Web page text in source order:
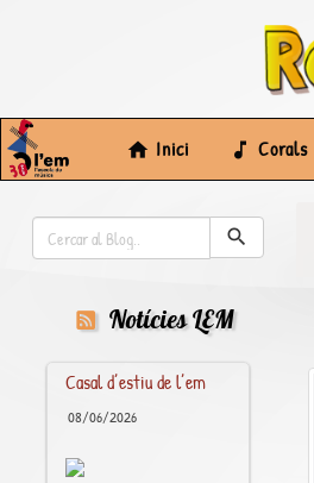
Inici Corals
Notícies LEM
Casal d’estiu de l’em
08/06/2026